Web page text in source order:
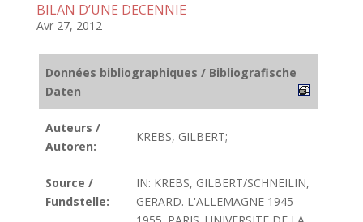
BILAN D’UNE DECENNIE
Avr 27, 2012
Données bibliographiques / Bibliografische
Daten
Auteurs /
Autoren:
KREBS, GILBERT;
Source /
Fundstelle:
IN: KREBS, GILBERT/SCHNEILIN,
GERARD. L'ALLEMAGNE 1945-